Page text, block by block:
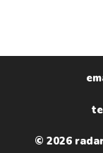
© 2026